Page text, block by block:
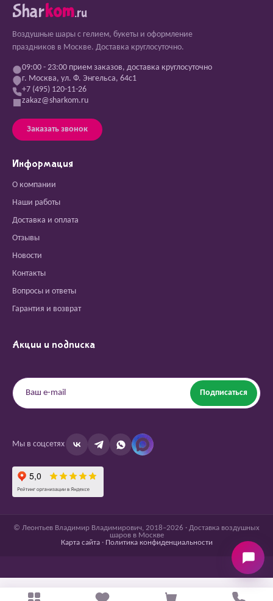
Sharkom.ru
Воздушные шары с гелием, букеты и оформление
праздников в Москве. Доставка круглосуточно.
09:00 - 23:00 прием заказов, доставка круглосуточно
г. Москва, ул. Ф. Энгельса, 64с1
+7 (495) 120-11-26
zakaz@sharkom.ru
Заказать звонок
Информация
О компании
Наши работы
Доставка и оплата
Отзывы
Новости
Контакты
Вопросы и ответы
Гарантия и возврат
Акции и подписка
Подписаться
Мы в соцсетях
© Леонтьев Владимир Владимирович, 2018–2026 · Доставка воздушных
шаров в Москве
Карта сайта· Политика конфиденциальности